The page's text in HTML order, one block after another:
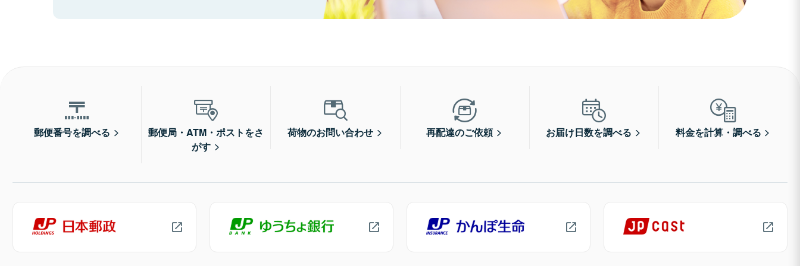
郵便番号を調べる
郵便局・ATM・ポストをさ
がす
荷物のお問い合わせ 再配達のご依頼 お届け日数を調べる 料金を計算・調べる